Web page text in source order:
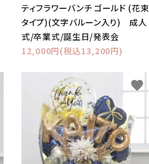
ティフラワーバンチ ゴールド (花束
タイプ)(文字バルーン入り) 成人
式/卒業式/誕生日/発表会
12,000円(税込13,200円)
favorite